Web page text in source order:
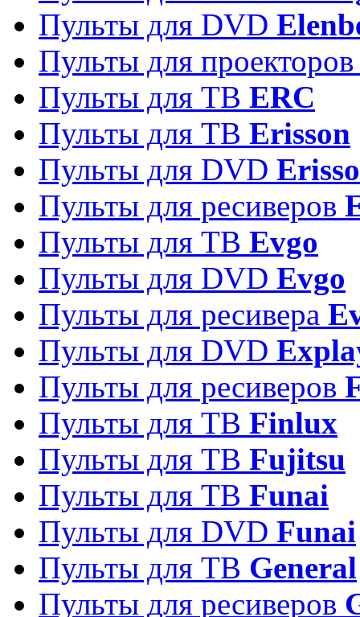
Пульты для DVD
Пульты для
Пульты для ТВ ERC
Пульты для ТВ Erisson
Пульты для DVD
Пульты для ресиверов
Пульты для ТВ Evgo
Пульты для DVD Evgo
Пульты для ресивера
Пульты для DVD
Пульты для ресиверов
Пульты для ТВ Finlux
Пульты для ТВ Fujitsu
Пульты для ТВ Funai
Пульты для DVD Funai
Пульты для ТВ General
Пульты для ресиверов